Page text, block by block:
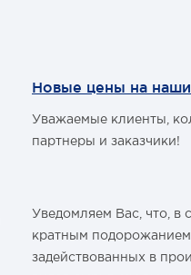
Новые цены на наши
Уважаемые клиенты,
партнеры и заказчики!
Уведомляем Вас, что, в
кратным подорожанием
задействованных в